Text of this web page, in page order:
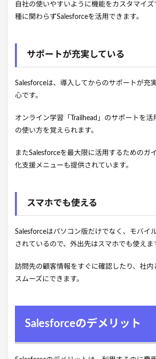
自社の使いやすいように機能をカスタマイ
種に関わらずSalesforceを活用できます。
サポートが充実している
Salesforceは、導入してからのサポートが充
心です。
オンライン学習「Trailhead」のサポートを活
の使い方を覚えられます。
またSalesforceを最大限に活用するためのガ
化支援メニューも提供されています。
スマホでも使える
Salesforceはパソコン版だけでなく、モバイ
されているので、外出先はスマホでも使えま
訪問先の顧客情報をすぐに確認したり、社内
スムーズにできます。
Salesforceのデメリット